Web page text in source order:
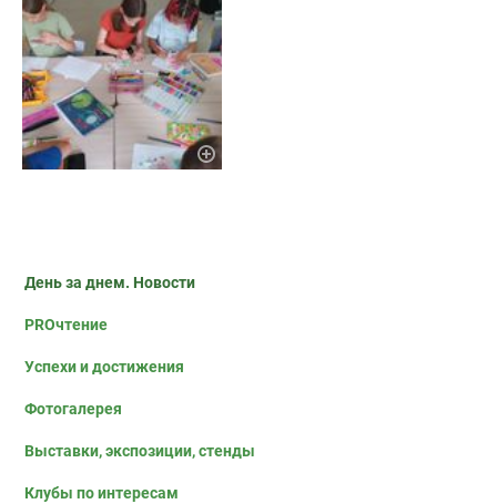
День за днем. Новости
PROчтение
Успехи и достижения
Фотогалерея
Выставки, экспозиции, стенды
Клубы по интересам